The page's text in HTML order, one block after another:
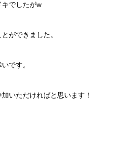
でしたがw
ができました。
です。
いただければと思います！